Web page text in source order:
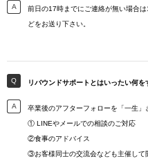
前日の17時までにご連絡が無い場合
どをお送り下さい。
リバウンドサポートとはいったい何を
卒業後のアフターフォローを「一生」
① LINEやメールでの相談のご対応
②食事のアドバイス
③お客様同士の交流会なども主催して